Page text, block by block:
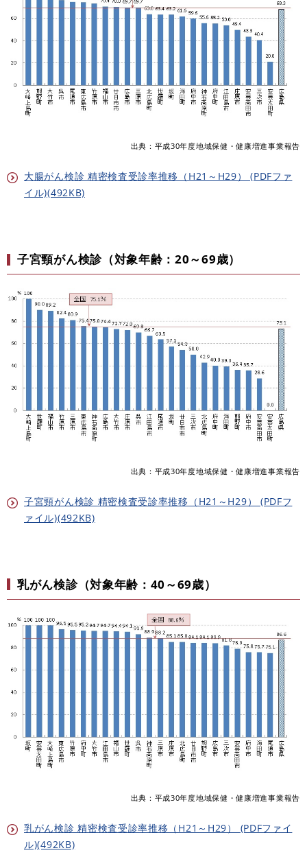
出典：平成30年度地域保健・健康増進事業報告
大腸がん検診 精密検査受診率推移（H21～H29） (PDFファ
イル)(492KB)
子宮頸がん検診（対象年齢：20～69歳）
出典：平成30年度地域保健・健康増進事業報告
子宮頸がん検診 精密検査受診率推移（H21～H29） (PDFフ
ァイル)(492KB)
乳がん検診（対象年齢：40～69歳）
出典：平成30年度地域保健・健康増進事業報告
乳がん検診 精密検査受診率推移（H21～H29） (PDFファイ
ル)(492KB)